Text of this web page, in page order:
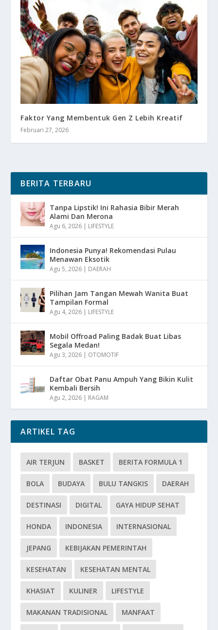
Faktor Yang Membentuk Gen Z Lebih Kreatif
Februari 27, 2026
BERITA TERBARU
Tanpa Lipstik! Ini Rahasia Bibir Merah
Alami Dan Merona
Agu 6, 2026 | LIFESTYLE
Indonesia Punya! Rekomendasi Pulau
Menawan Eksotik
Agu 5, 2026 | DAERAH
Pilihan Jam Tangan Mewah Wanita Buat
Tampilan Formal
Agu 4, 2026 | LIFESTYLE
Mobil Offroad Paling Badak Buat Libas
Segala Medan!
Agu 3, 2026 | OTOMOTIF
Daftar Obat Panu Ampuh Yang Bikin Kulit
Kembali Bersih
Agu 2, 2026 | RAGAM
ARTIKEL TAG
AIR TERJUN BASKET BERITA FORMULA 1
BOLA BUDAYA BULU TANGKIS DAERAH
DESTINASI DIGITAL GAYA HIDUP SEHAT
HONDA INDONESIA INTERNASIONAL
JEPANG KEBIJAKAN PEMERINTAH
KESEHATAN KESEHATAN MENTAL
KHASIAT KULINER LIFESTYLE
MAKANAN TRADISIONAL MANFAAT